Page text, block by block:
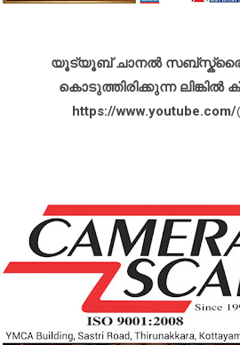
യൂട്യൂബ് ചാനൽ
കൊടുത്തിരിക്കുന്ന
https://www.youtube.com/